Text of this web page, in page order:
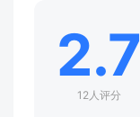
2.7
12人评分